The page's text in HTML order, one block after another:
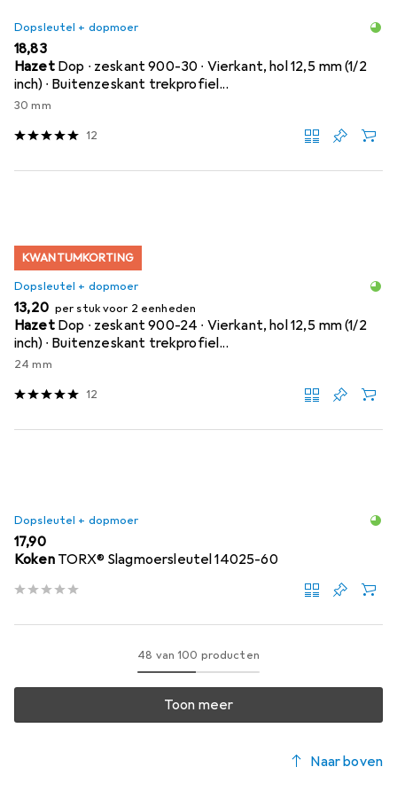
Dopsleutel + dopmoer
EUR
18,83
Hazet Dop ∙ zeskant 900-30 ∙ Vierkant, hol 12,5 mm (1/2
inch) ∙ Buitenzeskant trekprofiel...
30 mm
12
KWANTUMKORTING
Dopsleutel + dopmoer
EUR
13,20 per stuk voor 2 eenheden
Hazet Dop ∙ zeskant 900-24 ∙ Vierkant, hol 12,5 mm (1/2
inch) ∙ Buitenzeskant trekprofiel...
24 mm
12
Dopsleutel + dopmoer
EUR
17,90
Koken TORX® Slagmoersleutel 14025-60
48 van 100 producten
Toon meer
Naar boven